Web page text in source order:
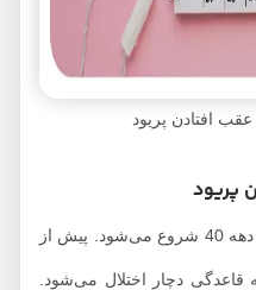
پریود
معمولاً از اواسط تا اواخر دهه 40 شروع می‌شود. پیش از
دچار اختلال می‌شود.